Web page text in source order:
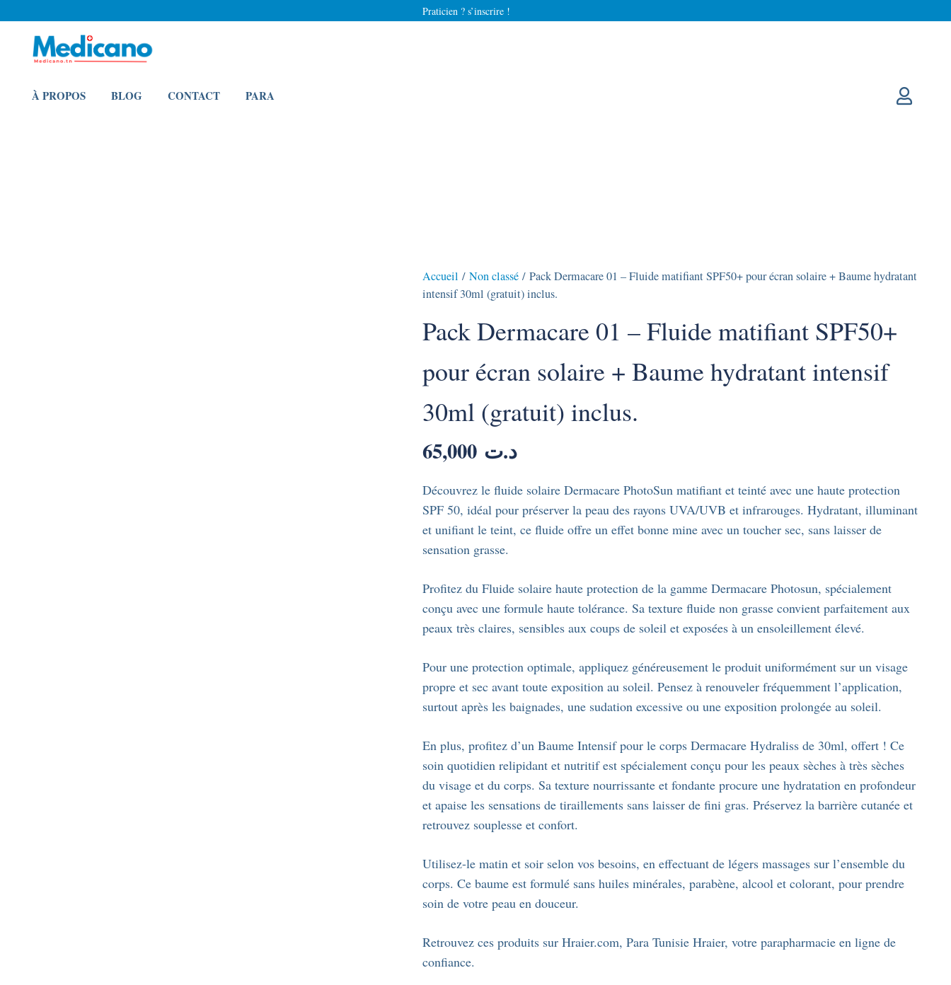
Praticien ? s’inscrire !
À PROPOS BLOG CONTACT PARA
Accueil / Non classé/ Pack Dermacare 01 – Fluide matifiant SPF50+ pour écran solaire + Baume hydratant
intensif 30ml (gratuit) inclus.
Pack Dermacare 01 – Fluide matifiant SPF50+
pour écran solaire + Baume hydratant intensif
30ml (gratuit) inclus.
د.ت 65,000
Découvrez le fluide solaire Dermacare PhotoSun matifiant et teinté avec une haute protection
SPF 50, idéal pour préserver la peau des rayons UVA/UVB et infrarouges. Hydratant, illuminant
et unifiant le teint, ce fluide offre un effet bonne mine avec un toucher sec, sans laisser de
sensation grasse.
Profitez du Fluide solaire haute protection de la gamme Dermacare Photosun, spécialement
conçu avec une formule haute tolérance. Sa texture fluide non grasse convient parfaitement aux
peaux très claires, sensibles aux coups de soleil et exposées à un ensoleillement élevé.
Pour une protection optimale, appliquez généreusement le produit uniformément sur un visage
propre et sec avant toute exposition au soleil. Pensez à renouveler fréquemment l’application,
surtout après les baignades, une sudation excessive ou une exposition prolongée au soleil.
En plus, profitez d’un Baume Intensif pour le corps Dermacare Hydraliss de 30ml, offert ! Ce
soin quotidien relipidant et nutritif est spécialement conçu pour les peaux sèches à très sèches
du visage et du corps. Sa texture nourrissante et fondante procure une hydratation en profondeur
et apaise les sensations de tiraillements sans laisser de fini gras. Préservez la barrière cutanée et
retrouvez souplesse et confort.
Utilisez-le matin et soir selon vos besoins, en effectuant de légers massages sur l’ensemble du
corps. Ce baume est formulé sans huiles minérales, parabène, alcool et colorant, pour prendre
soin de votre peau en douceur.
Retrouvez ces produits sur Hraier.com, Para Tunisie Hraier, votre parapharmacie en ligne de
confiance.